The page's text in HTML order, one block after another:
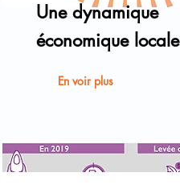
Une dynamique
économique locale
En voir plus